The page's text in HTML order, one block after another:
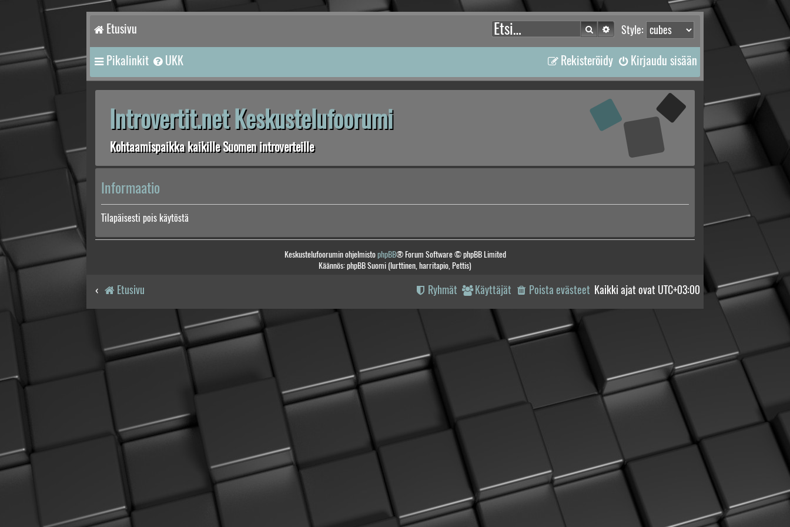
Etusivu Style:
Etsi Tarkennettu haku
Pikalinkit UKK Kirjaudu sisään
Rekisteröidy
Introvertit.net Keskustelufoorumi
Kohtaamispaikka kaikille Suomen introverteille
Informaatio
Tilapäisesti pois käytöstä
Keskustelufoorumin ohjelmistophpBB® Forum Software © phpBB Limited
Käännös: phpBB Suomi (lurttinen, harritapio, Pettis)
Etusivu Kaikki ajat ovat UTC+03:00
Poista evästeet
Käyttäjät
Ryhmät